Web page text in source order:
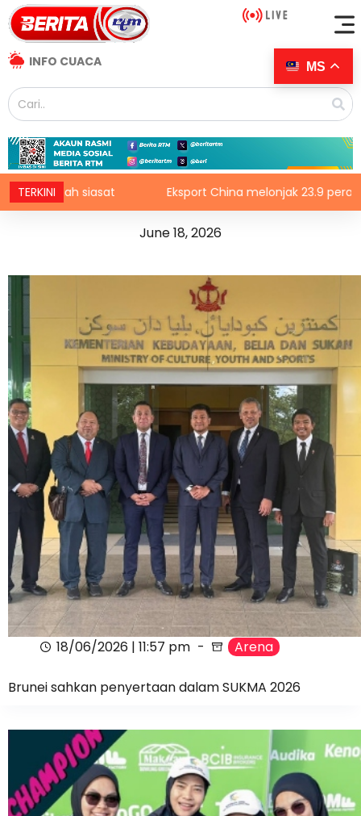
INFO CUACA
TERKINI
Eksport China melonjak 23.9 peratus, dipacu permintaan
June 18, 2026
18/06/2026 | 11:57 pm Arena
Brunei sahkan penyertaan dalam SUKMA 2026
MS